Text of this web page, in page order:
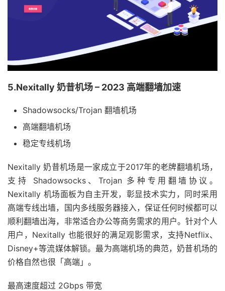
5.Nexitally 奶昔机场 – 2023 高端翻墙加速
Shadowsocks/Trojan 翻墙机场
高端翻墙机场
稳定专线机场
Nexitally 奶昔机场是一家成立于2017年的老牌翻墙机场，
支持 Shadowsocks、Trojan 多种专用翻墙协议。
Nexitally 机场面板为自主开发，彰显技术实力，同时采用
高端专线出墙，国内多线服务器接入，保证任何时候都可以
顺利翻墙出海，非常适合办公等商务需求的用户。针对个人
用户，Nexitally 也能很好的满足观影需求，支持Netflix、
Disney+等流媒体解锁。最为高端机场的典范，奶昔机场的
价格自然也很「高端」。
最高速度超过 2Gbps 带宽